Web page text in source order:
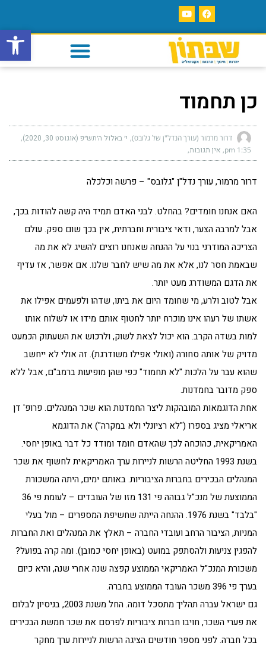
פתח
כן תחמוד
דרור מרמור (עורך הנדל"ן של גלובס) י׳ באלול ה׳תש״פ (אוגוסט 30, 2020)
1:35 pm אין תגובות
דרור מרמור, עורך נדל"ן "גלובס" – פרשה וכלכלה
האם אנחנו חומדים? בהחלט. לבני האדם תמיד היה קשה להודות בכך,
אבל למרבה הצער, ודאי ציבורית וחברתית, אין בכך שום ספק. עולם
הצריכה המודרני בנוי על ההנחה שאנחנו רוצים להשיג לא את מה
שבאמת חסר לנו, אלא את מה שיש לחבר שלנו. אם אפשר, אז עדיף
את הדגם המשודרג מעט יותר.
אבל לטוב ולרע, מי שחומד היום את ביתו, שדהו ולפעמים אפילו את
אשתו של רעהו אינו מוכרח יותר לחטוף אותם מידו או לשלוח אותו
למות בשדה הקרב. הוא יכול לצאת לשוק, ולרכוש את השעתוק הכמעט
מדויק של אותה סחורה (ואולי אפילו משודרגת). זה אולי לא ייחשב
שהוא עבר על הלכות "לא תחמוד" כפי שהן מופיעות ברמב"ם, אבל ללא
ספק מדובר בחמדנות.
אחת הדוגמאות המובהקות ליצר החמדנות הוא שכר המנהלים. פרופ' דן
אריאלי מציג בספרו ("לא רציונלי ולא במקרה") את הדוגמא
האמריקאית, כהוכחה לכך שהאדם חומד ומודד כל דבר באופן יחסי.
בשנת 1993 החליטה הרשות לניירות ערך האמריקאית לחשוף את שכר
המנהלים הבכירים בחברות הציבוריות. באותם ימים, היתה המשכורת
הממוצעת של מנכ"ל גבוהה פי 131 מזו של העובדים – לעומת פי 36
"בלבד" בשנת 1976. ההנחה הייתה שחשיפת המספרים – מול בעלי
המניות, הציבור הרחב ועובדי החברה – תאלץ את המנהלים ואת החברות
להפגין צניעות ולהסתפק במועט (באופן יחסי כמובן). ומה קרה בפועל?
משכורת המנכ"ל האמריקאי הממוצע קפצה שנה אחרי שנה, והיא כיום
בערך פי 396 משכר העובד הממוצע בחברה.
גם ישראל עברה תהליך מתסכל דומה. החל משנת 2003, בניסיון לבלום
את פערי השכר, חויבו חברות ציבוריות לפרסם את שכר חמשת הבכירים
בכל חברה. לפני מספר חודשים הציגה הרשות לניירות ערך מחקר